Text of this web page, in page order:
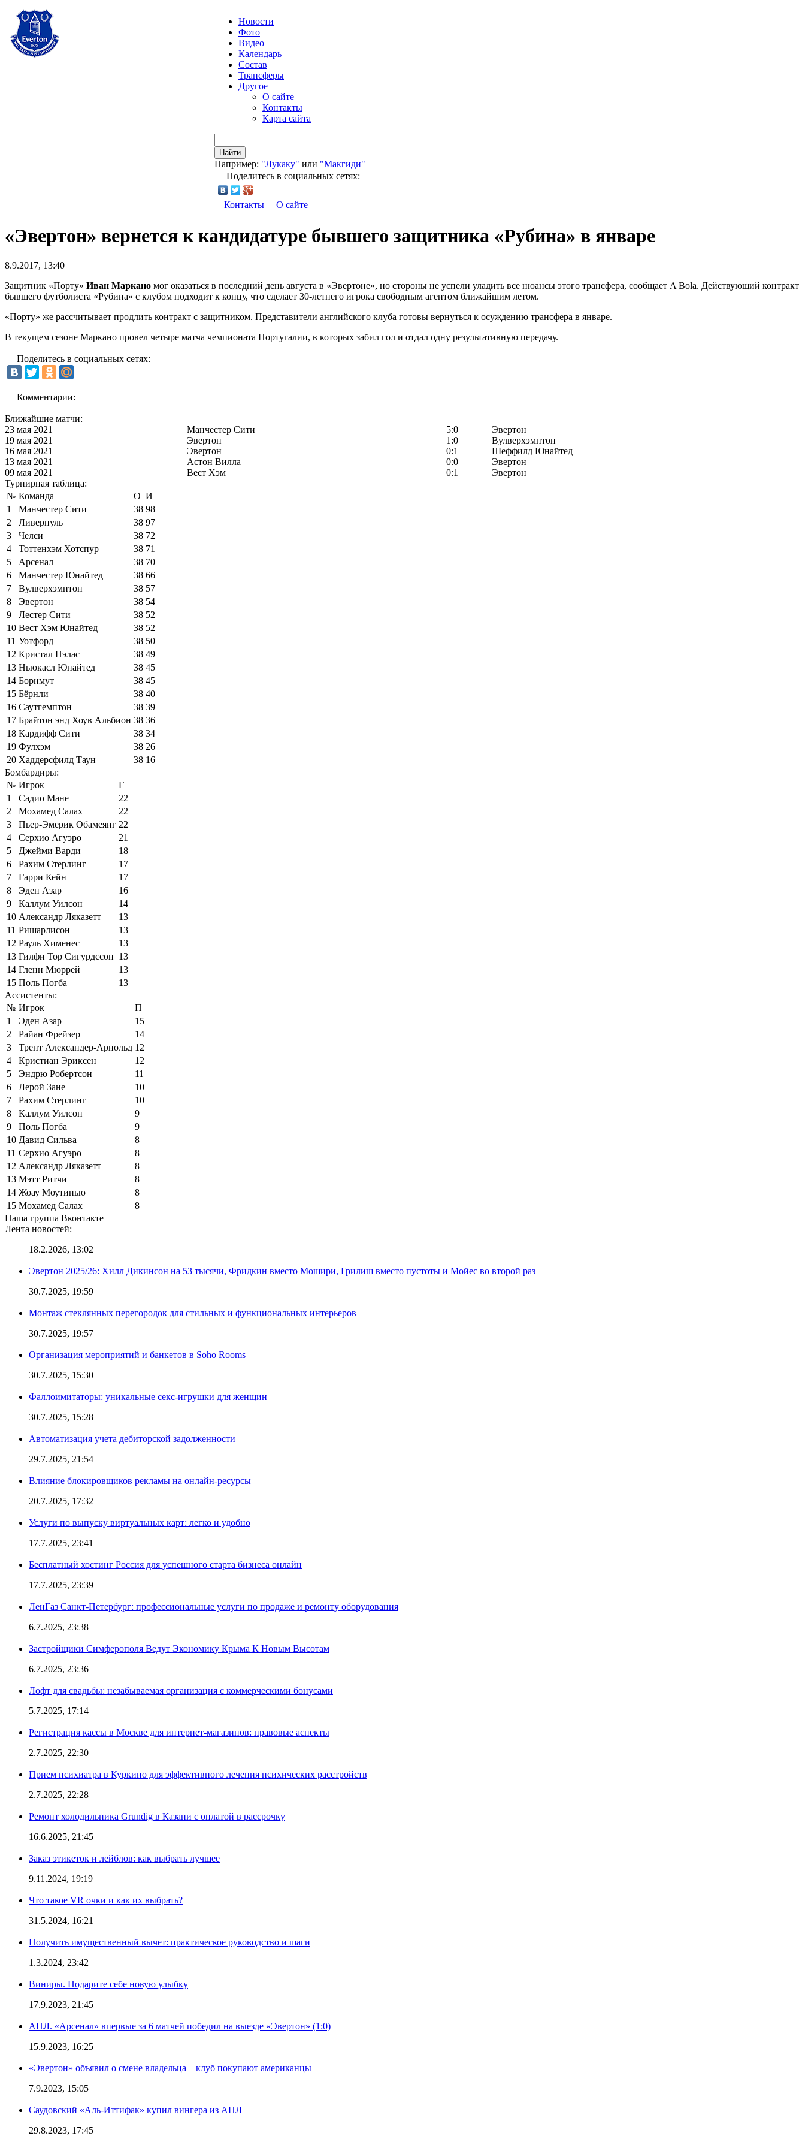
Новости
Фото
Видео
Календарь
Состав
Трансферы
Другое
О сайте
Контакты
Карта сайта
Найти
Например: "Лукаку" или "Макгиди"
Поделитесь в социальных сетях:
Контакты О сайте
«Эвертон» вернется к кандидатуре бывшего защитника «Рубина» в январе
8.9.2017, 13:40
Защитник «Порту» Иван Маркано мог оказаться в последний день августа в «Эвертоне», но стороны не успели уладить все нюансы этого трансфера, сообщает A Bola. Действующий контракт
бывшего футболиста «Рубина» с клубом подходит к концу, что сделает 30-летнего игрока свободным агентом ближайшим летом.
«Порту» же рассчитывает продлить контракт с защитником. Представители английского клуба готовы вернуться к осуждению трансфера в январе.
В текущем сезоне Маркано провел четыре матча чемпионата Португалии, в которых забил гол и отдал одну результативную передачу.
Поделитесь в социальных сетях:
Комментарии:
Ближайшие матчи:
23 мая 2021
Манчестер Сити 5:0
Эвертон
19 мая 2021
Эвертон 1:0
Вулверхэмптон
16 мая 2021
Эвертон 0:1
Шеффилд Юнайтед
13 мая 2021
Астон Вилла 0:0
Эвертон
09 мая 2021
Вест Хэм 0:1
Эвертон
Турнирная таблица:
№ Команда О И
1
Манчестер Сити 38 98
2
Ливерпуль 38 97
3
Челси 38 72
4
Тоттенхэм Хотспур 38 71
5
Арсенал 38 70
6
Манчестер Юнайтед 38 66
7
Вулверхэмптон 38 57
8
Эвертон 38 54
9
Лестер Сити 38 52
10 Вест Хэм Юнайтед 38 52
11 Уотфорд 38 50
12 Кристал Пэлас 38 49
13 Ньюкасл Юнайтед 38 45
14 Борнмут 38 45
15 Бёрнли 38 40
16 Саутгемптон 38 39
17 Брайтон энд Хоув Альбион 38 36
18 Кардифф Сити 38 34
19 Фулхэм 38 26
20 Хаддерсфилд Таун 38 16
Бомбардиры:
№ Игрок
Г
1
Садио Мане
22
2
Мохамед Салах
22
3
Пьер-Эмерик Обамеянг 22
4
Серхио Агуэро
21
5
Джейми Варди
18
6
Рахим Стерлинг
17
7
Гарри Кейн
17
8
Эден Азар
16
9
Каллум Уилсон
14
10 Александр Ляказетт
13
11 Ришарлисон
13
12 Рауль Хименес
13
13 Гилфи Тор Сигурдссон 13
14 Гленн Мюррей
13
15 Поль Погба
13
Ассистенты:
№ Игрок
П
1
Эден Азар
15
2
Райан Фрейзер
14
3
Трент Александер-Арнольд 12
4
Кристиан Эриксен
12
5
Эндрю Робертсон
11
6
Лерой Зане
10
7
Рахим Стерлинг
10
8
Каллум Уилсон
9
9
Поль Погба
9
10 Давид Сильва
8
11 Серхио Агуэро
8
12 Александр Ляказетт
8
13 Мэтт Ритчи
8
14 Жоау Моутинью
8
15 Мохамед Салах
8
Наша группа Вконтакте
Лента новостей:
18.2.2026, 13:02
Эвертон 2025/26: Хилл Дикинсон на 53 тысячи, Фридкин вместо Мошири, Грилиш вместо пустоты и Мойес во второй раз
30.7.2025, 19:59
Монтаж стеклянных перегородок для стильных и функциональных интерьеров
30.7.2025, 19:57
Организация мероприятий и банкетов в Soho Rooms
30.7.2025, 15:30
Фаллоимитаторы: уникальные секс-игрушки для женщин
30.7.2025, 15:28
Автоматизация учета дебиторской задолженности
29.7.2025, 21:54
Влияние блокировщиков рекламы на онлайн-ресурсы
20.7.2025, 17:32
Услуги по выпуску виртуальных карт: легко и удобно
17.7.2025, 23:41
Бесплатный хостинг Россия для успешного старта бизнеса онлайн
17.7.2025, 23:39
ЛенГаз Санкт-Петербург: профессиональные услуги по продаже и ремонту оборудования
6.7.2025, 23:38
Застройщики Симферополя Ведут Экономику Крыма К Новым Высотам
6.7.2025, 23:36
Лофт для свадьбы: незабываемая организация с коммерческими бонусами
5.7.2025, 17:14
Регистрация кассы в Москве для интернет-магазинов: правовые аспекты
2.7.2025, 22:30
Прием психиатра в Куркино для эффективного лечения психических расстройств
2.7.2025, 22:28
Ремонт холодильника Grundig в Казани с оплатой в рассрочку
16.6.2025, 21:45
Заказ этикеток и лейблов: как выбрать лучшее
9.11.2024, 19:19
Что такое VR очки и как их выбрать?
31.5.2024, 16:21
Получить имущественный вычет: практическое руководство и шаги
1.3.2024, 23:42
Виниры. Подарите себе новую улыбку
17.9.2023, 21:45
АПЛ. «Арсенал» впервые за 6 матчей победил на выезде «Эвертон» (1:0)
15.9.2023, 16:25
«Эвертон» объявил о смене владельца – клуб покупают американцы
7.9.2023, 15:05
Саудовский «Аль-Иттифак» купил вингера из АПЛ
29.8.2023, 17:45